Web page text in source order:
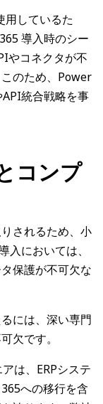
用しているた
導入時のシー
やコネクタが不
のため、Power
統合戦略を事
コンプ
されるため、小
においては、
保護が不可欠な
には、深い専門
欠です。
は、ERPシステ
への移行を含